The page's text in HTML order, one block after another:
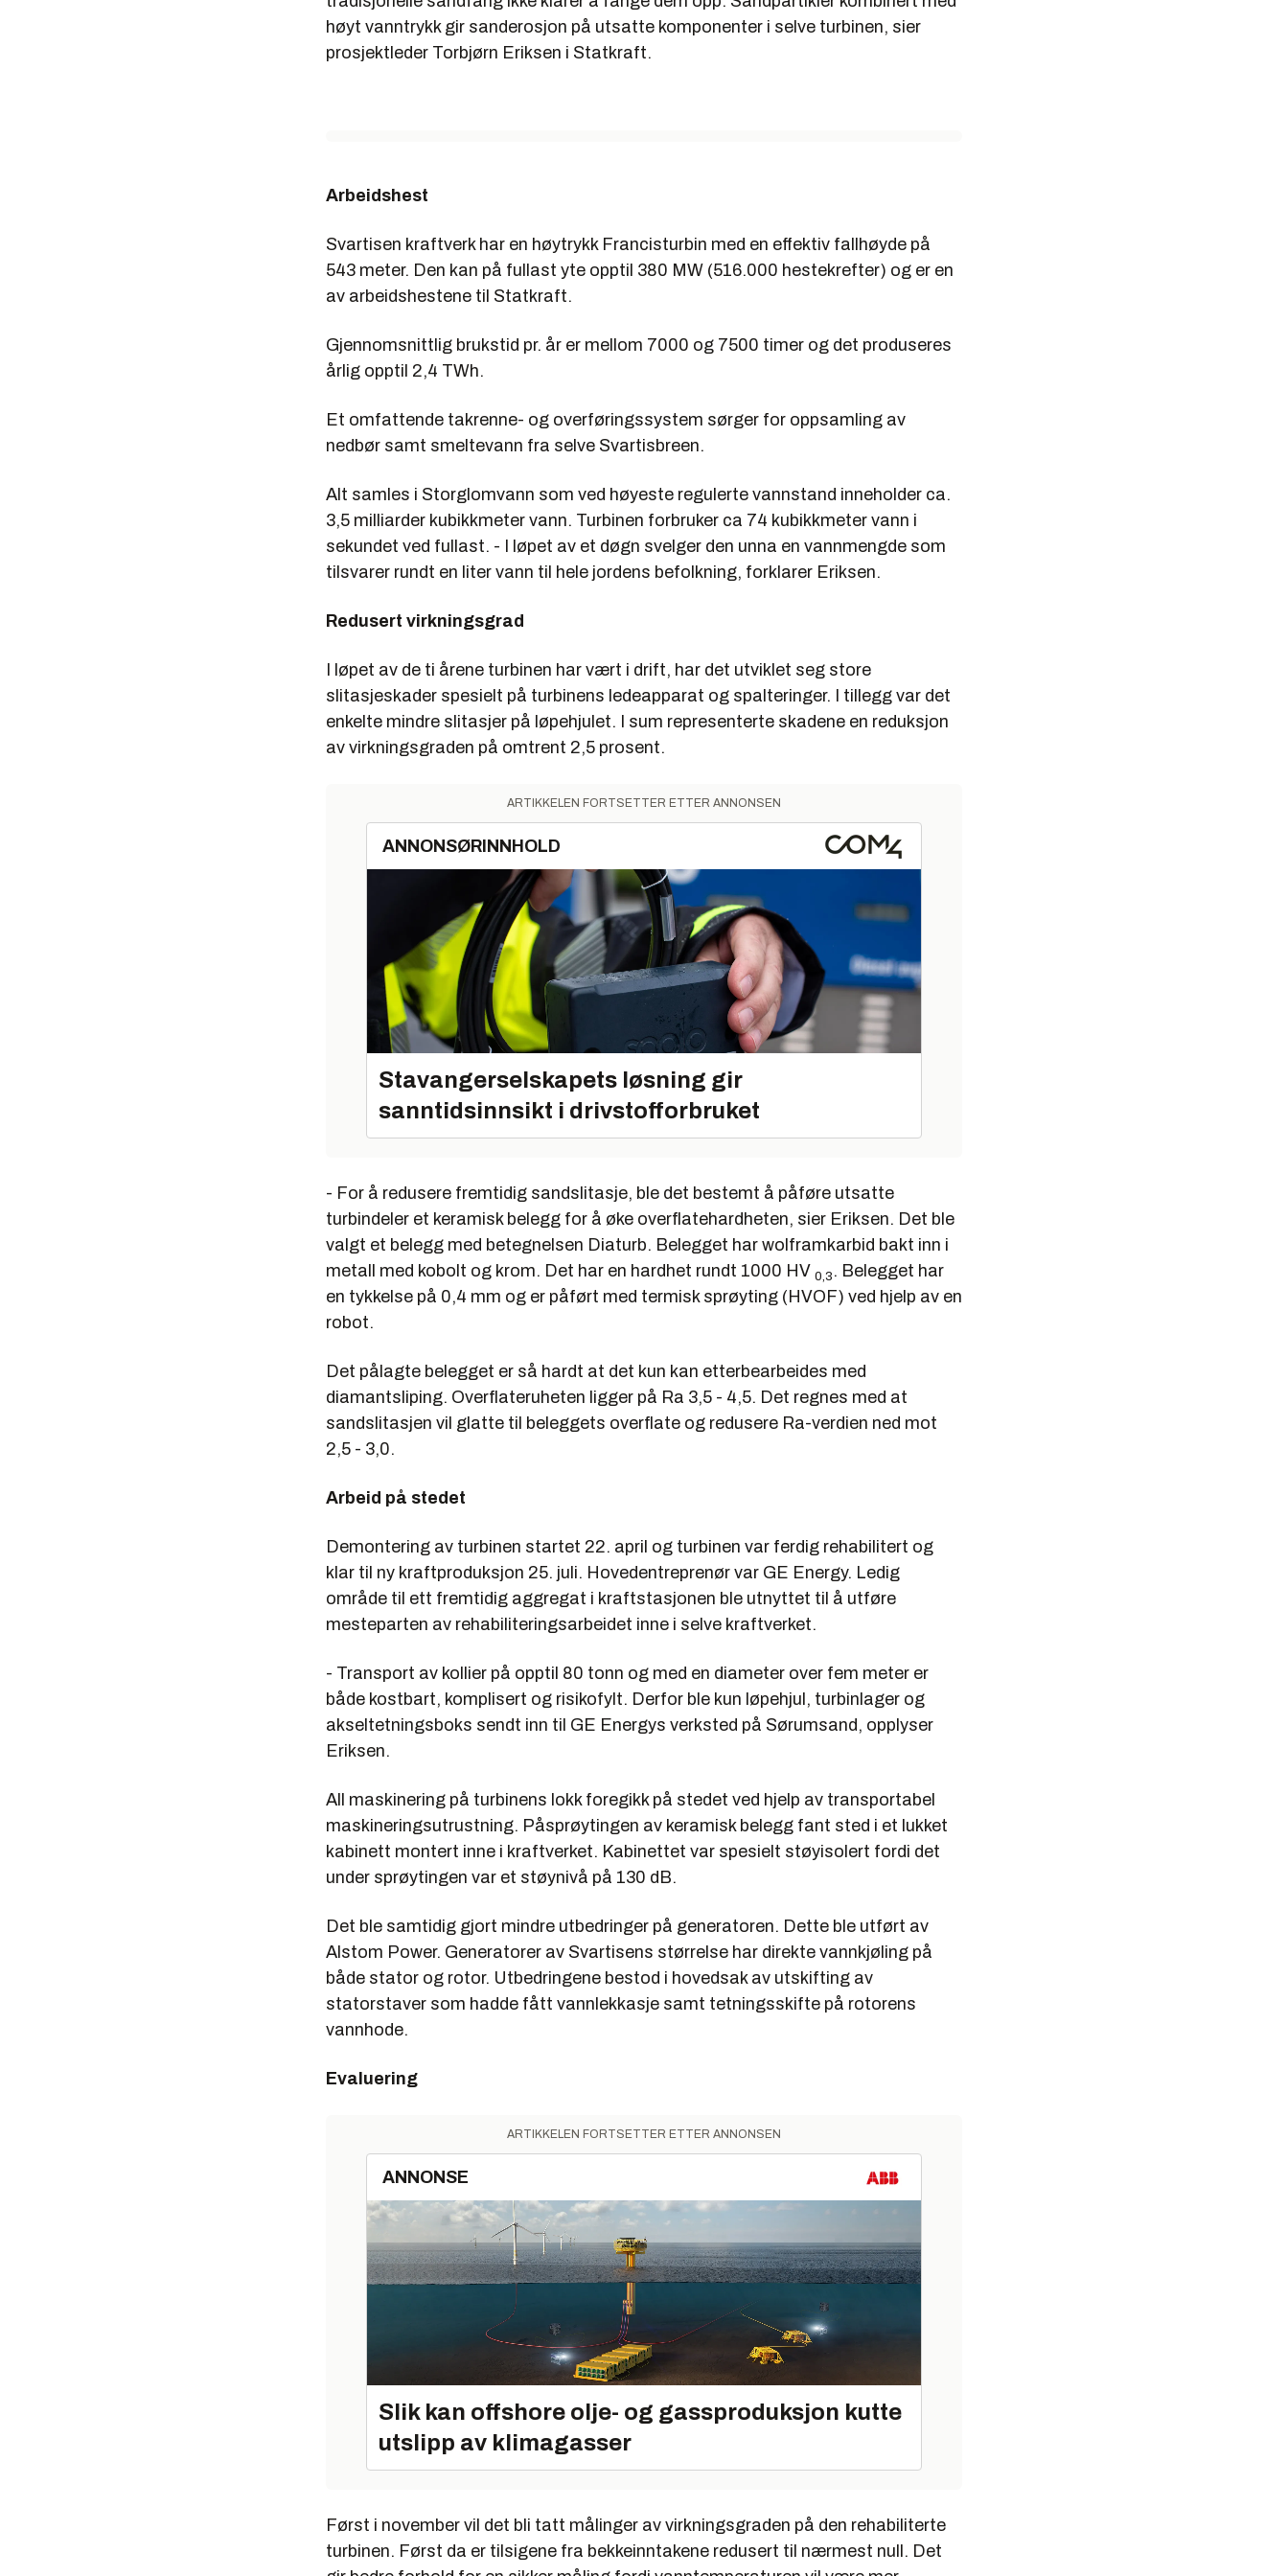
høyt vanntrykk gir sanderosjon på utsatte komponenter i selve turbinen, sier
prosjektleder Torbjørn Eriksen i Statkraft.
Arbeidshest
Svartisen kraftverk har en høytrykk Francisturbin med en effektiv fallhøyde på
543 meter. Den kan på fullast yte opptil 380 MW (516.000 hestekrefter) og er en
av arbeidshestene til Statkraft.
Gjennomsnittlig brukstid pr. år er mellom 7000 og 7500 timer og det produseres
årlig opptil 2,4 TWh.
Et omfattende takrenne- og overføringssystem sørger for oppsamling av
nedbør samt smeltevann fra selve Svartisbreen.
Alt samles i Storglomvann som ved høyeste regulerte vannstand inneholder ca.
3,5 milliarder kubikkmeter vann. Turbinen forbruker ca 74 kubikkmeter vann i
sekundet ved fullast. - I løpet av et døgn svelger den unna en vannmengde som
tilsvarer rundt en liter vann til hele jordens befolkning, forklarer Eriksen.
Redusert virkningsgrad
I løpet av de ti årene turbinen har vært i drift, har det utviklet seg store
slitasjeskader spesielt på turbinens ledeapparat og spalteringer. I tillegg var det
enkelte mindre slitasjer på løpehjulet. I sum representerte skadene en reduksjon
av virkningsgraden på omtrent 2,5 prosent.
ARTIKKELEN FORTSETTER ETTER ANNONSEN
ANNONSØRINNHOLD
Stavangerselskapets løsning gir
sanntidsinnsikt i drivstofforbruket
- For å redusere fremtidig sandslitasje, ble det bestemt å påføre utsatte
turbindeler et keramisk belegg for å øke overflatehardheten, sier Eriksen. Det ble
valgt et belegg med betegnelsen Diaturb. Belegget har wolframkarbid bakt inn i
metall med kobolt og krom. Det har en hardhet rundt 1000 HV 0,3 . Belegget har
en tykkelse på 0,4 mm og er påført med termisk sprøyting (HVOF) ved hjelp av en
robot.
Det pålagte belegget er så hardt at det kun kan etterbearbeides med
diamantsliping. Overflateruheten ligger på Ra 3,5 - 4,5. Det regnes med at
sandslitasjen vil glatte til beleggets overflate og redusere Ra-verdien ned mot
2,5 - 3,0.
Arbeid på stedet
Demontering av turbinen startet 22. april og turbinen var ferdig rehabilitert og
klar til ny kraftproduksjon 25. juli. Hovedentreprenør var GE Energy. Ledig
område til ett fremtidig aggregat i kraftstasjonen ble utnyttet til å utføre
mesteparten av rehabiliteringsarbeidet inne i selve kraftverket.
- Transport av kollier på opptil 80 tonn og med en diameter over fem meter er
både kostbart, komplisert og risikofylt. Derfor ble kun løpehjul, turbinlager og
akseltetningsboks sendt inn til GE Energys verksted på Sørumsand, opplyser
Eriksen.
All maskinering på turbinens lokk foregikk på stedet ved hjelp av transportabel
maskineringsutrustning. Påsprøytingen av keramisk belegg fant sted i et lukket
kabinett montert inne i kraftverket. Kabinettet var spesielt støyisolert fordi det
under sprøytingen var et støynivå på 130 dB.
Det ble samtidig gjort mindre utbedringer på generatoren. Dette ble utført av
Alstom Power. Generatorer av Svartisens størrelse har direkte vannkjøling på
både stator og rotor. Utbedringene bestod i hovedsak av utskifting av
statorstaver som hadde fått vannlekkasje samt tetningsskifte på rotorens
vannhode.
Evaluering
ARTIKKELEN FORTSETTER ETTER ANNONSEN
ANNONSE
Slik kan offshore olje- og gassproduksjon kutte
utslipp av klimagasser
Først i november vil det bli tatt målinger av virkningsgraden på den rehabiliterte
turbinen. Først da er tilsigene fra bekkeinntakene redusert til nærmest null. Det